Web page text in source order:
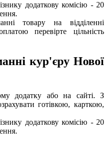
додаткову комісію - 20
товару на відділенні
перевірте цільність
кур'єру Нової
додатку або на сайті. З
готівкою, карткою,
додаткову комісію - 20